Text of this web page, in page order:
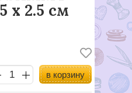
х 2.5 cм
в корзину